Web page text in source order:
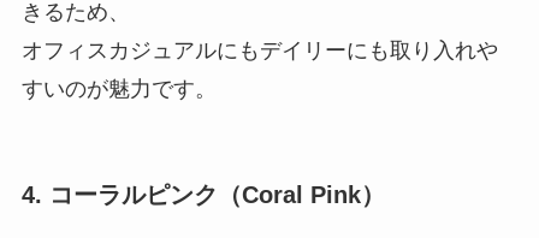
きるため、
オフィスカジュアルにもデイリーにも取り入れや
すいのが魅力です。
4. コーラルピンク（Coral Pink）